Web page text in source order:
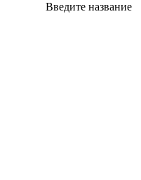
Введите название